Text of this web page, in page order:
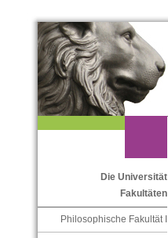
Die Universität
Fakultäten
Philosophische Fakultät I